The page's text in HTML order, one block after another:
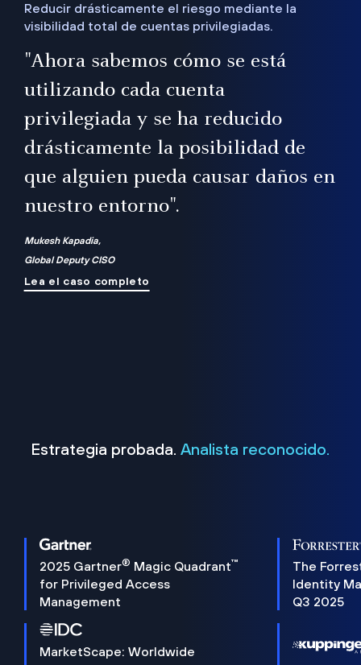
Reducir drásticamente el riesgo mediante la
visibilidad total de cuentas privilegiadas.
"Ahora sabemos cómo se está
utilizando cada cuenta
privilegiada y se ha reducido
drásticamente la posibilidad de
que alguien pueda causar daños en
nuestro entorno".
Mukesh Kapadia,
Global Deputy CISO
Lea el caso completo
Estrategia probada. Analista reconocido.
2025 Gartner® Magic Quadrant™
for Privileged Access
Management
The
Identity
Q3 2025
MarketScape: Worldwide